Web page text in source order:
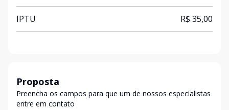
IPTU R$ 35,00
Proposta
Preencha os campos para que um de nossos especialistas
entre em contato